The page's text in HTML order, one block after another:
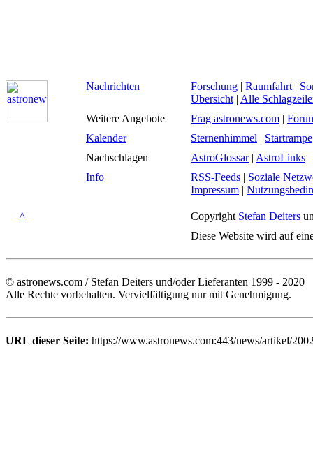
Nachrichten Forschung | Raumfahrt |
Übersicht | Alle
Weitere Angebote
Frag astronews.com |
Kalender
Sternenhimmel | Startrampe
Nachschlagen
AstroGlossar| AstroLinks
Info
RSS-Feeds | Soziale
Impressum |
^ Copyright Stefan Deiters
Diese Website wird auf
© astronews.com / Stefan Deiters und/oder Lieferanten 1999 - 2020
Alle Rechte vorbehalten. Vervielfältigung nur mit Genehmigung.
URL dieser Seite: https://www.astronews.com:443/news/artikel/